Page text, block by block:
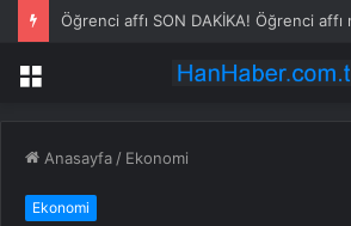
Menü
Anasayfa / Ekonomi
Ekonomi